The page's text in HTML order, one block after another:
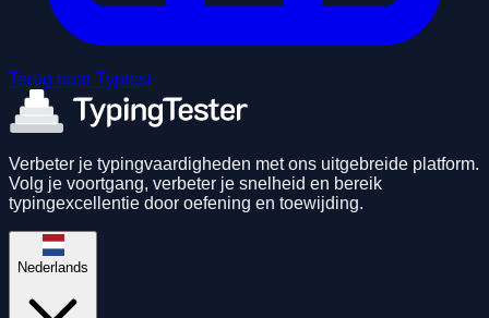
Terug naar Typtest
Verbeter je typingvaardigheden met ons uitgebreide platform.
Volg je voortgang, verbeter je snelheid en bereik
typingexcellentie door oefening en toewijding.
Nederlands